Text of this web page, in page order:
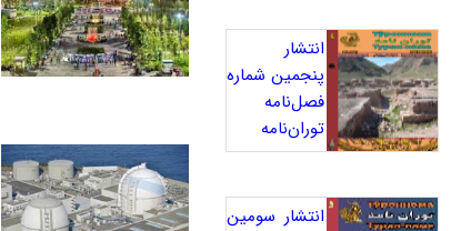
انتشار
پنجمین شماره
فصل‌نامه
توران‌نامه
انتشار سومین